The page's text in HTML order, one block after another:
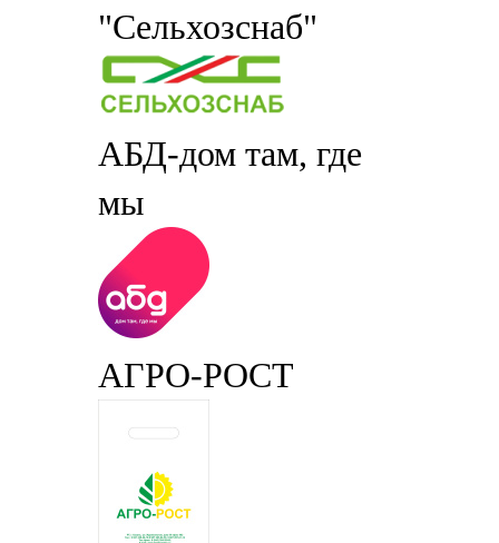
"Сельхозснаб"
АБД-дом там, где
мы
АГРО-РОСТ